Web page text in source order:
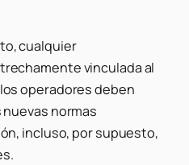
cualquier
vinculada al
operadores deben
normas
incluso, por supuesto,